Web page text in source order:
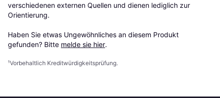
verschiedenen externen Quellen und dienen lediglich zur
Orientierung.
Haben Sie etwas Ungewöhnliches an diesem Produkt
gefunden? Bitte melde sie hier.
¹Vorbehaltlich Kreditwürdigkeitsprüfung.